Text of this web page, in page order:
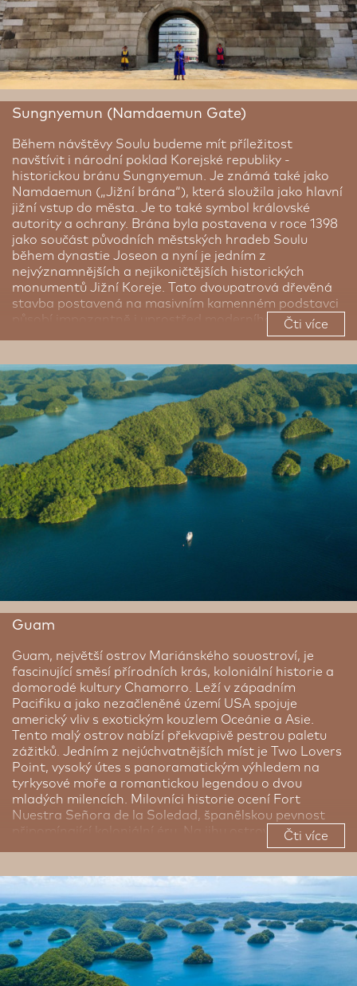
Sungnyemun (Namdaemun Gate)
Během návštěvy Soulu budeme mít příležitost
navštívit i národní poklad Korejské republiky -
historickou bránu Sungnyemun. Je známá také jako
Namdaemun („Jižní brána“), která sloužila jako hlavní
jižní vstup do města. Je to také symbol královské
autority a ochrany. Brána byla postavena v roce 1398
jako součást původních městských hradeb Soulu
během dynastie Joseon a nyní je jedním z
nejvýznamnějších a nejikoničtějších historických
monumentů Jižní Koreje. Tato dvoupatrová dřevěná
stavba postavená na masivním kamenném podstavci
působí impozantně i uprostřed moderního městského
ruchu. Sungnyemun spojuje pevnost kamenné
konstrukce, čímž vytváří jedinečný architektonický
celek. Brána si však prošla dramatickou historií. V roce
2008 byla vážně poškozena požárem, což otřáslo
celým národem. Po několikaleté rekonstrukci je ale
znovu otevřena veřejnosti. Na tomto místě můžeme
vnímat spojení mezi tradicí a současností, zastavit se
a načerpat inspiraci a kousek historie uprostřed
pulzující metropole.
Čti více
Guam
Guam, největší ostrov Mariánského souostroví, je
fascinující směsí přírodních krás, koloniální historie a
domorodé kultury Chamorro. Leží v západním
Pacifiku a jako nezačleněné území USA spojuje
americký vliv s exotickým kouzlem Oceánie a Asie.
Tento malý ostrov nabízí překvapivě pestrou paletu
zážitků. Jedním z nejúchvatnějších míst je Two Lovers
Point, vysoký útes s panoramatickým výhledem na
tyrkysové moře a romantickou legendou o dvou
mladých milencích. Milovníci historie ocení Fort
Nuestra Señora de la Soledad, španělskou pevnost
připomínající koloniální éru. Na jihu ostrova láká
přírodní rezervace Talofofo Falls se svými vodopády a
centrum resortů, nákupů a bílých písečných pláží
ideálních pro šnorchlování a odpočinek. Zajímavým
zpestřením může být i návštěva tradiční vesnice Gef
Pa’go, kde si návštěvníci mohou vyzkoušet stará
řemesla a poznat život původních obyvatel. Nechte se
přivítat pohostiností místních obyvatel a unikátní
atmosférou ostrova.
Čti více